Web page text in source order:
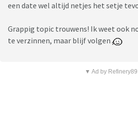
een date wel altijd netjes het setje
Grappig topic trouwens! Ik weet ook
te verzinnen, maar blijf volgen
▼ Ad by Refinery89